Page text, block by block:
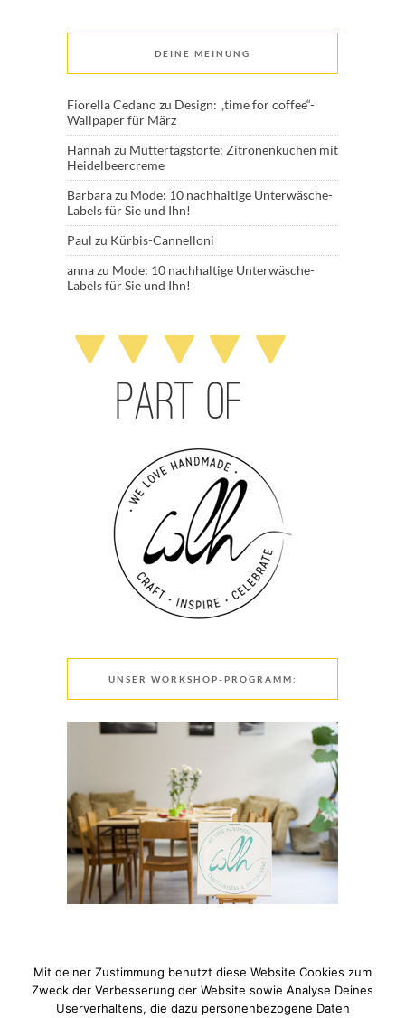
DEINE MEINUNG
Fiorella Cedanozu Design: „time for coffee“-
Wallpaper für März
Hannah zu Muttertagstorte: Zitronenkuchen mit
Heidelbeercreme
Barbarazu Mode: 10 nachhaltige Unterwäsche-
Labels für Sie und Ihn!
Paul zu Kürbis-Cannelloni
annazu Mode: 10 nachhaltige Unterwäsche-
Labels für Sie und Ihn!
UNSER WORKSHOP-PROGRAMM:
Mit deiner Zustimmung benutzt diese Website Cookies zum
Zweck der Verbesserung der Website sowie Analyse Deines
Userverhaltens, die dazu personenbezogene Daten